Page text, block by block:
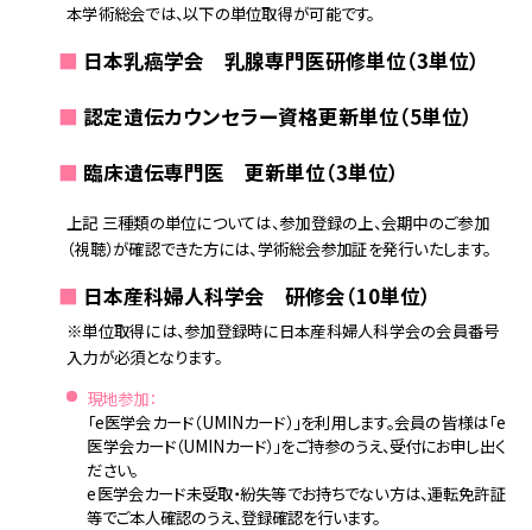
本学術総会では、以下の単位取得が可能です。
■ 日本乳癌学会 乳腺専門医研修単位（3単位）
■ 認定遺伝カウンセラー資格更新単位（5単位）
■ 臨床遺伝専門医 更新単位（3単位）
上記 三種類の単位については、参加登録の上、会期中のご参加
（視聴）が確認できた方には、学術総会参加証を発行いたします。
■ 日本産科婦人科学会 研修会（10単位）
※単位取得には、参加登録時に日本産科婦人科学会の会員番号
入力が必須となります。
現地参加：
「e医学会カード（UMINカード）」を利用します。会員の皆様は「e
医学会カード（UMINカード）」をご持参のうえ、受付にお申し出く
ださい。
e医学会カード未受取・紛失等でお持ちでない方は、運転免許証
等でご本人確認のうえ、登録確認を行います。